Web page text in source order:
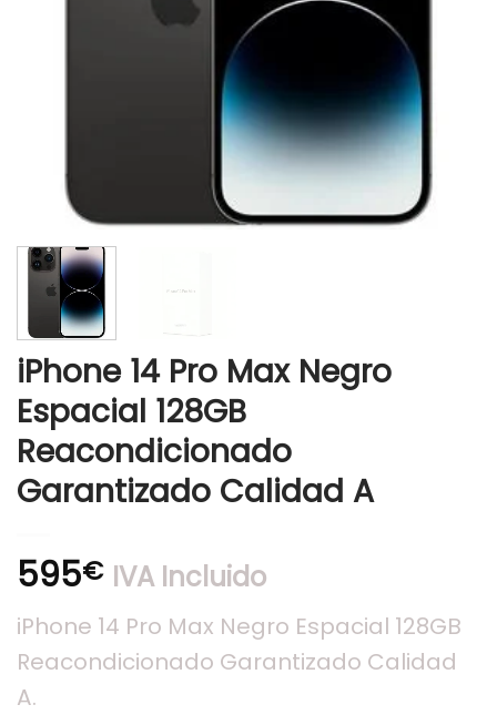
iPhone 14 Pro Max Negro
Espacial 128GB
Reacondicionado
Garantizado Calidad A
595€ IVA Incluido
iPhone 14 Pro Max Negro Espacial 128GB
Reacondicionado Garantizado Calidad
A.